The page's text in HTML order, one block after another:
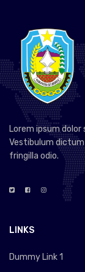
Lorem ipsum
Vestibulum dictum
fringilla odio.
LINKS
Dummy Link 1